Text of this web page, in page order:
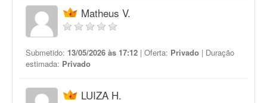
Matheus V.
Submetido: 13/05/2026 às 17:12 | Oferta: Privado | Duração
estimada: Privado
LUIZA H.